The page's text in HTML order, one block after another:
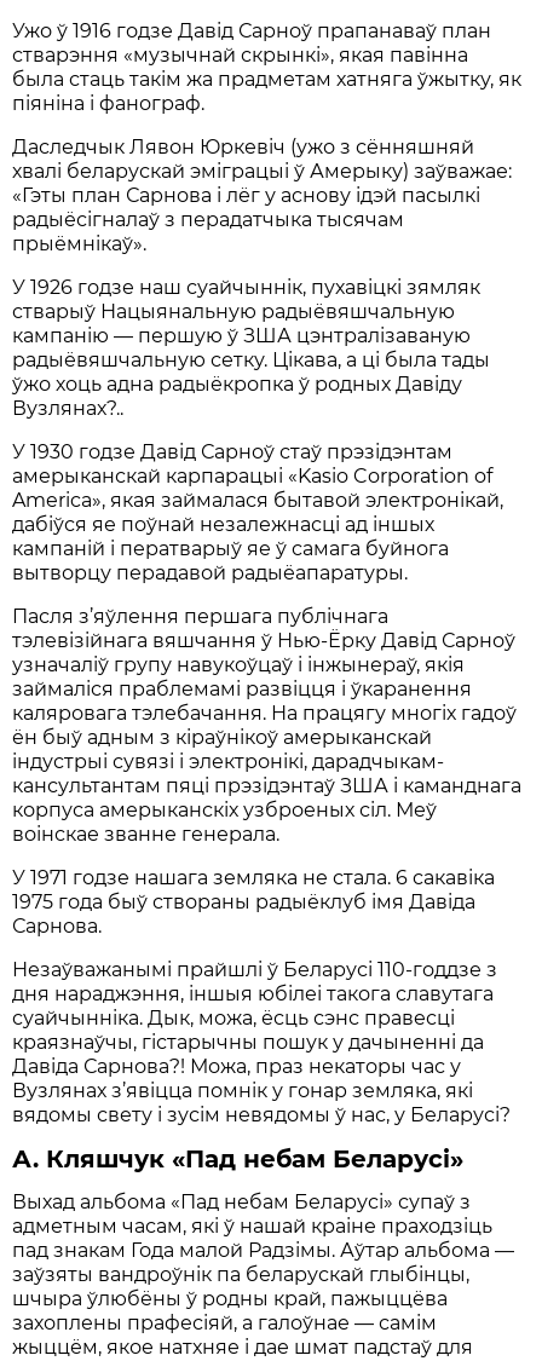
Ужо ў 1916 годзе Давід Сарноў прапанаваў план
стварэння «музычнай скрынкі», якая павінна
была стаць такім жа прадметам хатняга ўжытку, як
піяніна і фанограф.
Даследчык Лявон Юркевіч (ужо з сённяшняй
хвалі беларускай эміграцыі ў Амерыку) заўважае:
«Гэты план Сарнова і лёг у аснову ідэй пасылкі
радыёсігналаў з перадатчыка тысячам
прыёмнікаў».
У 1926 годзе наш суайчыннік, пухавіцкі зямляк
стварыў Нацыянальную радыёвяшчальную
кампанію — першую ў ЗША цэнтралізаваную
радыёвяшчальную сетку. Цікава, а ці была тады
ўжо хоць адна радыёкропка ў родных Давіду
Вузлянах?..
У 1930 годзе Давід Сарноў стаў прэзідэнтам
амерыканскай карпарацыі «Kasio Corporation of
America», якая займалася бытавой электронікай,
дабіўся яе поўнай незалежнасці ад іншых
кампаній і ператварыў яе ў самага буйнога
вытворцу перадавой радыёапаратуры.
Пасля з’яўлення першага публічнага
тэлевізійнага вяшчання ў Нью-Ёрку Давід Сарноў
узначаліў групу навукоўцаў і інжынераў, якія
займаліся праблемамі развіцця і ўкаранення
каляровага тэлебачання. На працягу многіх гадоў
ён быў адным з кіраўнікоў амерыканскай
індустрыі сувязі і электронікі, дарадчыкам-
кансультантам пяці прэзідэнтаў ЗША і каманднага
корпуса амерыканскіх узброеных сіл. Меў
воінскае званне генерала.
У 1971 годзе нашага земляка не стала. 6 сакавіка
1975 года быў створаны радыёклуб імя Давіда
Сарнова.
Незаўважанымі прайшлі ў Беларусі 110-годдзе з
дня нараджэння, іншыя юбілеі такога славутага
суайчынніка. Дык, можа, ёсць сэнс правесці
краязнаўчы, гістарычны пошук у дачыненні да
Давіда Сарнова?! Можа, праз некаторы час у
Вузлянах з’явіцца помнік у гонар земляка, які
вядомы свету і зусім невядомы ў нас, у Беларусі?
А. Кляшчук «Пад небам Беларусi»
Выхад альбома «Пад небам Беларусі» супаў з
адметным часам, які ў нашай краіне праходзіць
пад знакам Года малой Радзімы. Аўтар альбома —
заўзяты вандроўнік па беларускай глыбінцы,
шчыра ўлюбёны ў родны край, пажыццёва
захоплены прафесіяй, а галоўнае — самім
жыццём, якое натхняе і дае шмат падстаў для